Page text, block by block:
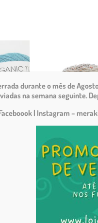
Terra
€9.50
durante o mês de
na semana seguinte.
| Instagram –